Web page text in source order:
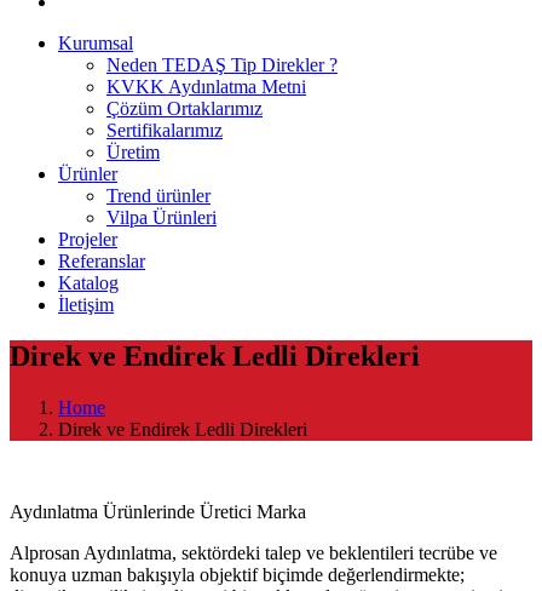
Kurumsal
Neden TEDAŞ Tip Direkler ?
KVKK Aydınlatma Metni
Çözüm Ortaklarımız
Sertifikalarımız
Üretim
Ürünler
Trend ürünler
Vilpa Ürünleri
Projeler
Referanslar
Katalog
İletişim
Direk ve Endirek Ledli Direkleri
Home
Direk ve Endirek Ledli Direkleri
Aydınlatma Ürünlerinde Üretici Marka
Alprosan Aydınlatma, sektördeki talep ve beklentileri tecrübe ve
konuya uzman bakışıyla objektif biçimde değerlendirmekte;